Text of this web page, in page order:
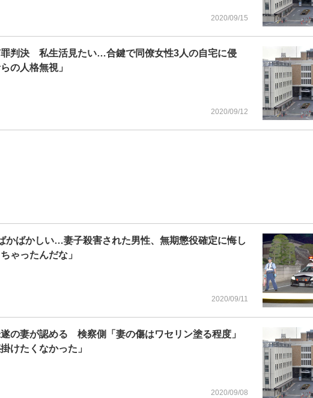
2020/09/15
罪判決 私生活見たい…合鍵で同僚女性3人の自宅に侵
の人格無視」
2020/09/12
かばかしい…妻子殺害された男性、無期懲役確定に悔し
ゃったんだな」
2020/09/11
の妻が認める 検察側「妻の傷はワセリン塗る程度」
けたくなかった」
2020/09/08